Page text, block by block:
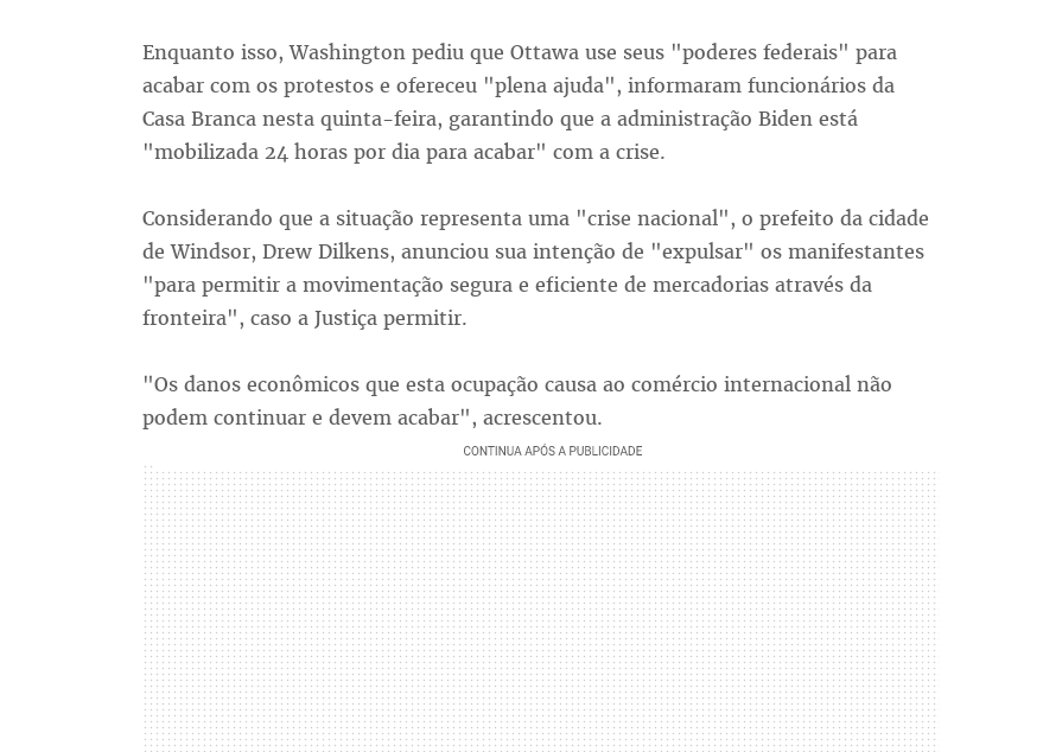
Enquanto isso, Washington pediu que Ottawa use seus "poderes federais" para
acabar com os protestos e ofereceu "plena ajuda", informaram funcionários da
Casa Branca nesta quinta-feira, garantindo que a administração Biden está
"mobilizada 24 horas por dia para acabar" com a crise.
Considerando que a situação representa uma "crise nacional", o prefeito da cidade
de Windsor, Drew Dilkens, anunciou sua intenção de "expulsar" os manifestantes
"para permitir a movimentação segura e eficiente de mercadorias através da
fronteira", caso a Justiça permitir.
"Os danos econômicos que esta ocupação causa ao comércio internacional não
podem continuar e devem acabar", acrescentou.